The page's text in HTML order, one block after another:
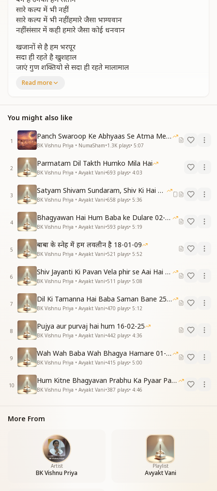
सारे कल्प में भी नहीं
सारे कल्प में भी नहीं हमारे जैसा भाग्यवान
नहीं संसार में कही हमारे जैसा कोई धनवान
खजानों से है हम भरपूर
सदा ही रहते है खुशहाल
जाएं गुण शक्तियो से सदा ही रहते मालामाल
बाबा की याद में हर पल
नहीं संसार में कही हमारे जैसा कोई धनवान
मुक्ति जीवनमुक्ति का अनुभव
संगमयुग में है करना
रहे ना हमे कोई बंधन
आकर्षण मुक्त हो रहना
आकर्षण मुक्त हो रहना
देह में रहते भी वैदेही
देह में रहते भी वैदेही अवस्था को पाए अब हम
नहीं संसार में कही हमारे जैसा कोई धनवान
समस्या के ये बादल भले ही सामने आए
विदेशी स्थिति से ही उसको
पार कर आगे बढ़ जाए
पार कर आगे बढ़ जाए
हलचल में रहे अचल
हलचल में रहे अचल
लगे जैसे मनोरंजन
नहीं संसार में कोई हमारे जैसा कोई धनवान
विधाता बाप जो मिले बने है उनकी हम संतान
बने है उनकी हम संतान
सारे कल्प में भी नहीं हमारे जैसा भाग्यवान
हमारे जैसा कोई धनवान
Read more
You might also like
1
Panch Swaroop Ke Abhyaas Se Atma Mein Shakti
BK Vishnu Priya • NumaSham•1.3K plays• 5:07
2
Parmatam Dil Takth Humko Mila Hai
BK Vishnu Priya • Avyakt Vani•693 plays• 4:03
3
Satyam Shivam Sundaram, Shiv Ki Hai Hum Santan 09-11-2025
BK Vishnu Priya • Avyakt Vani•658 plays• 5:36
4
Bhagyawan Hai Hum Baba ke Dulare 02-03-2025
BK Vishnu Priya • Avyakt Vani•593 plays• 5:19
5
बाबा के स्नेह में हम लवलीन है 18-01-09
BK Vishnu Priya • Avyakt Vani•521 plays• 5:52
6
Shiv Jayanti Ki Pavan Vela phir se Aai Hai 23-02-2025
BK Vishnu Priya • Avyakt Vani•511 plays• 5:08
7
Dil Ki Tamanna Hai Baba Saman Bane 25-01-2026
BK Vishnu Priya • Avyakt Vani•470 plays• 5:12
8
Pujya aur purvaj hai hum 16-02-25
BK Vishnu Priya • Avyakt Vani•442 plays• 4:36
9
Wah Wah Baba Wah Bhagya Hamare 01-02-2026
BK Vishnu Priya • Avyakt Vani•415 plays• 5:00
10
Hum Kitne Bhagyavan Prabhu Ka Pyaar Paye Hai
BK Vishnu Priya • Avyakt Vani•387 plays• 4:46
More From
Artist
BK Vishnu Priya
Playlist
Avyakt Vani